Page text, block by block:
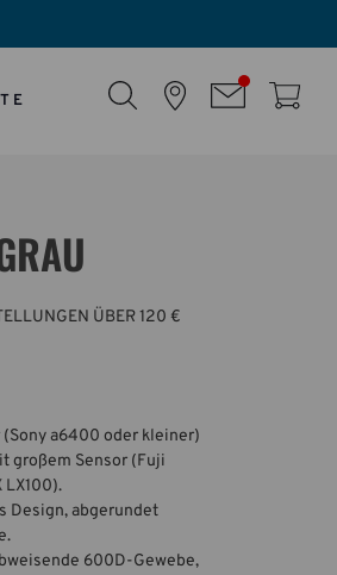
ÜBER 120 €
a6400 oder kleiner)
großem Sensor (Fuji
LX100).
Design, abgerundet
600D-Gewebe,